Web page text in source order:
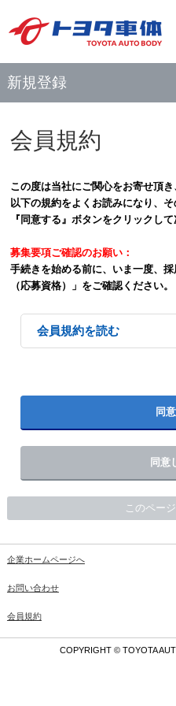
新規登録
会員規約
この度は当社にご関心をお寄せ頂
以下の規約をよくお読みになり、
『同意する』ボタンをクリックし
募集要項ご確認のお願い：
手続きを始める前に、いま一度、
（応募資格）」をご確認ください。
会員規約を読む
同
同意
このペー
企業ホームページへ
お問い合わせ
会員規約
COPYRIGHT © TOYOTA